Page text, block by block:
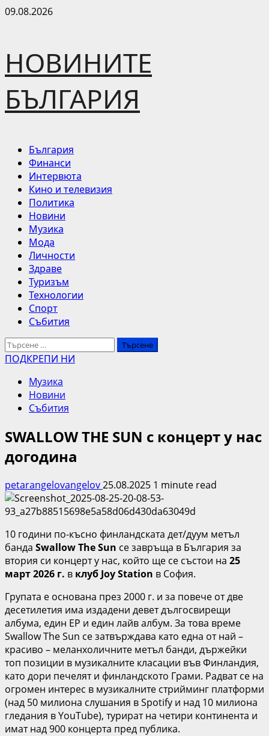
Skip
09.08.2026
НОВИНИТЕ
БЪЛГАРИЯ
Primary
Menu
България
Финанси
Интервюта
Кино и телевизия
Политика
Новини
Музика
Мода
Личности
Здраве
Туризъм
Технологии
Спорт
Събития
Търсене
за:
ПОДКРЕПИ НИ
Музика
Новини
Събития
SWALLOW THE SUN с концерт у нас
догодина
petarangelovangelov25.08.2025 1 minute read
10 години по-късно финландската дет/дуум метъл
банда Swallow The Sun се завръща в България за
втория си концерт у нас, който ще се състои на 25
март 2026 г. в клуб Joy Station в София.
Групата е основана през 2000 г. и за повече от две
десетилетия има издадени девет дългосвирещи
албума, един EP и един лайв албум. За това време
Swallow The Sun се затвърждава като една от най –
красиво – меланхоличните метъл банди, държейки
топ позиции в музикалните класации във Финландия,
като дори печелят и финландското Грами. Радват се на
огромен интерес в музикалните стрийминг платформи
(над 50 милиона слушания в Spotify и над 10 милиона
гледания в YouTube), турират на четири континента и
имат над 900 концерта пред публика.